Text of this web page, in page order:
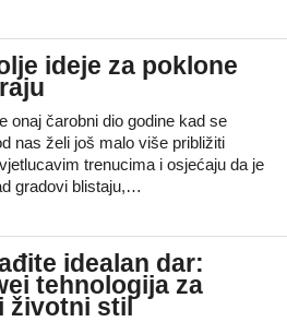
ideje za poklone
onaj čarobni dio godine kad se
nas želi još malo više približiti
trenucima i osjećaju da je
gradovi blistaju,…
idealan dar:
tehnologija za
životni stil